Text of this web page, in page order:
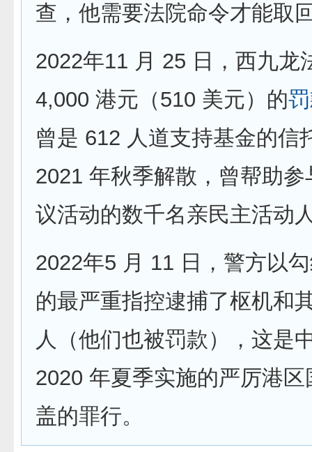
查，他需要法院命令才能取
2022年11 月 25 日，西九龙
4,000 港元（510 美元）的
曾是 612 人道支持基金的信
2021 年秋季解散，曾帮助
议活动的数千名亲民主活动
2022年5 月 11 日，警方以
的最严重指控逮捕了枢机和
人（他们也被罚款），这是
2020 年夏季实施的严厉港
盖的罪行。